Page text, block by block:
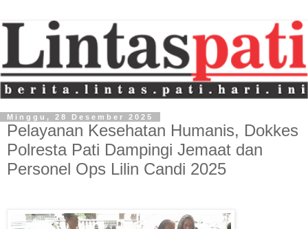
Minggu, 28 Desember 2025
Pelayanan Kesehatan Humanis, Dokkes
Polresta Pati Dampingi Jemaat dan
Personel Ops Lilin Candi 2025